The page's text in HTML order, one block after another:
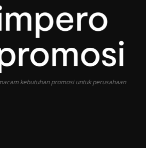
kebutuhan promosi untuk perusahaan